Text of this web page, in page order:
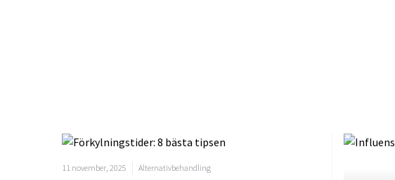
11 november, 2025 Alternativbehandling